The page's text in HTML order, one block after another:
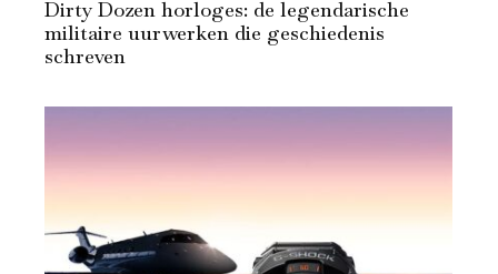
Dirty Dozen horloges: de legendarische
militaire uurwerken die geschiedenis
schreven